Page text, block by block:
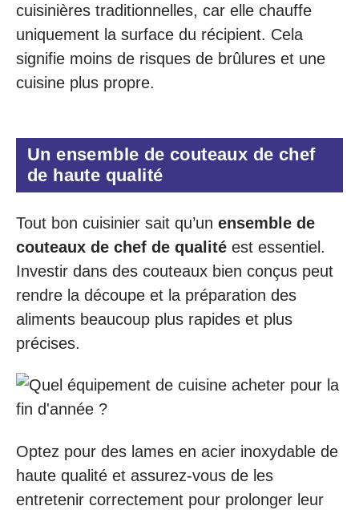
cuisinières traditionnelles, car elle chauffe
uniquement la surface du récipient. Cela
signifie moins de risques de brûlures et une
cuisine plus propre.
Un ensemble de couteaux de chef
de haute qualité
Tout bon cuisinier sait qu’un ensemble de
couteaux de chef de qualité est essentiel.
Investir dans des couteaux bien conçus peut
rendre la découpe et la préparation des
aliments beaucoup plus rapides et plus
précises.
Optez pour des lames en acier inoxydable de
haute qualité et assurez-vous de les
entretenir correctement pour prolonger leur